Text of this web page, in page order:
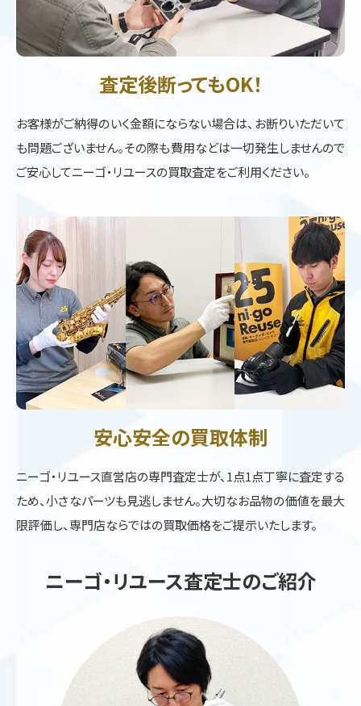
査定後断ってもOK！
お客様がご納得のいく金額にならない場合は、お断りいただいて
も問題ございません。その際も費用などは一切発生しませんので
ご安心してニーゴ・リユースの買取査定をご利用ください。
安心安全の買取体制
ニーゴ・リユース直営店の専門査定士が、1点1点丁寧に査定する
ため、小さなパーツも見逃しません。大切なお品物の価値を最大
限評価し、専門店ならではの買取価格をご提示いたします。
ニーゴ・リユース査定士のご紹介